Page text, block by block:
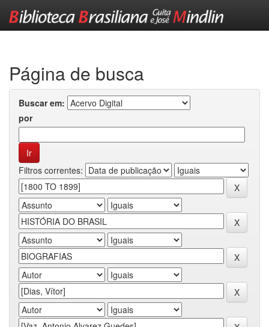
Página de busca
Buscar em:
por
Filtros correntes: